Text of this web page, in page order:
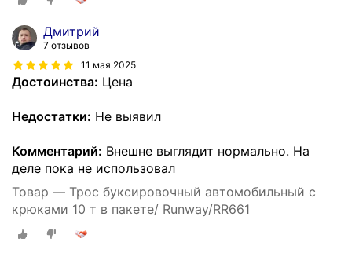
Дмитрий
7 отзывов
11 мая 2025
Достоинства: Цена
Недостатки: Не выявил
Комментарий: Внешне выглядит нормально. На
деле пока не использовал
Товар — Трос буксировочный автомобильный с
крюками 10 т в пакете/ Runway/RR661